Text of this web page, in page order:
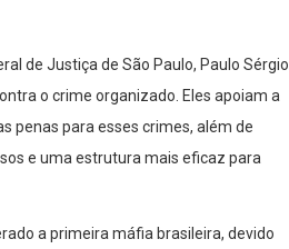
de Justiça de São Paulo, Paulo Sérgio
o crime organizado. Eles apoiam a
penas para esses crimes, além de
e uma estrutura mais eficaz para
a primeira máfia brasileira, devido